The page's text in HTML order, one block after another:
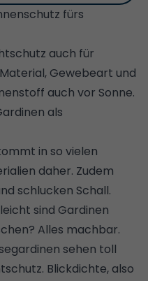
fürs
auch für
Gewebeart und
auch vor Sonne.
als
in so vielen
daher. Zudem
schlucken Schall.
sind Gardinen
Alles machbar.
sehen toll
Blickdichte, also